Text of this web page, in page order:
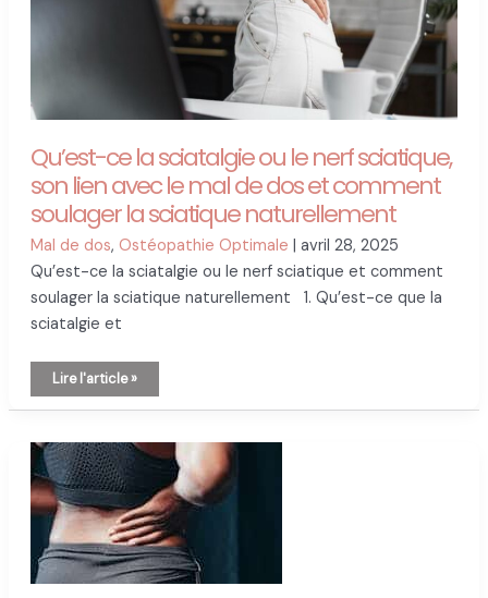
Qu’est-ce la sciatalgie ou le nerf sciatique,
son lien avec le mal de dos et comment
soulager la sciatique naturellement
Mal de dos, Ostéopathie Optimale
avril 28, 2025
Qu’est-ce la sciatalgie ou le nerf sciatique et comment
soulager la sciatique naturellement 1. Qu’est-ce que la
sciatalgie et
Qu’est-
sciatalgie
le
nerf
sciatique,
son
lien
avec
le
mal
de
dos
et
comment
Lire l'article »